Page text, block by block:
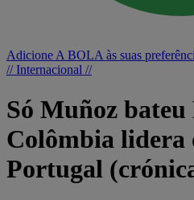
Adicione A BOLA às suas
// Internacional //
Só Muñoz bateu
Colômbia lidera
Portugal